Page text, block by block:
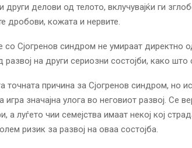
други делови од телото, вклучувајќи ги
дробови, кожата и нервите.
со Сјогренов синдром не умираат директно
развој на други сериозни состојби, како
точната причина за Сјогренов синдром, но
значајна улога во неговиот развој. Се
а луѓето чии семејства имаат некој кој
ризик за развој на оваа состојба.